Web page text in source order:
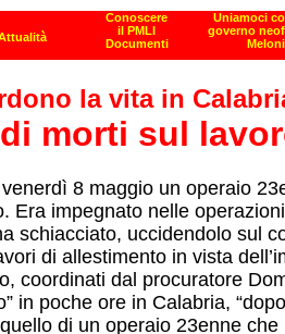
la vita in
morti sul
8 maggio un operaio
Era impegnato nelle
schiacciato, uccidendolo sul
di allestimento in vista
coordinati dal procuratore
in poche ore in Calabria,
di un operaio 23enne